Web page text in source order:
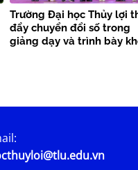
Trường Đại học Thủy lợi
đẩy chuyển đổi số trong
giảng dạy và trình bày